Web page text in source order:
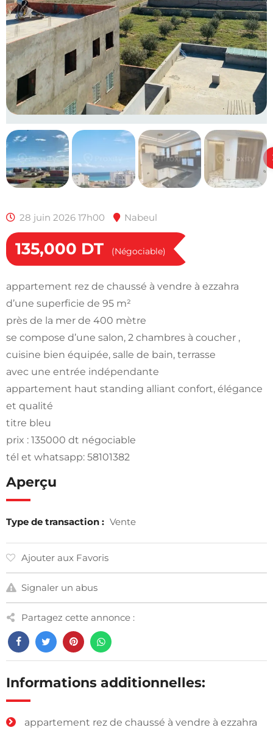
28 juin 2026 17h00 Nabeul
135,000 DT (Négociable)
appartement rez de chaussé à vendre à ezzahra
d’une superficie de 95 m²
près de la mer de 400 mètre
se compose d’une salon, 2 chambres à coucher ,
cuisine bien équipée, salle de bain, terrasse
avec une entrée indépendante
appartement haut standing alliant confort, élégance
et qualité
titre bleu
prix : 135000 dt négociable
tél et whatsapp: 58101382
Aperçu
Type de transaction : Vente
Ajouter aux Favoris
Signaler un abus
Partagez cette annonce :
Informations additionnelles:
appartement rez de chaussé à vendre à ezzahra